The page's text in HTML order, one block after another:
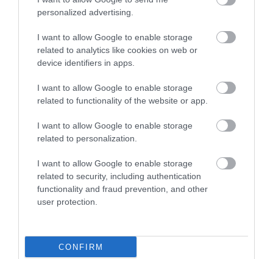
personalized advertising.
I want to allow Google to enable storage
related to analytics like cookies on web or
device identifiers in apps.
I want to allow Google to enable storage
related to functionality of the website or app.
I want to allow Google to enable storage
related to personalization.
I want to allow Google to enable storage
related to security, including authentication
functionality and fraud prevention, and other
user protection.
CONFIRM
AGRÁR
Szuperélelmiszer, megfizethető és bolygóbarát:
ezért egyél babot
A világ azon részein, ahol a legmagasabb a százévesek aránya,
naponta fogyasztanak babféléket, amelyek óvják egészségünket és
a leginkább fenntartható élelmiszerek közé tartoznak.